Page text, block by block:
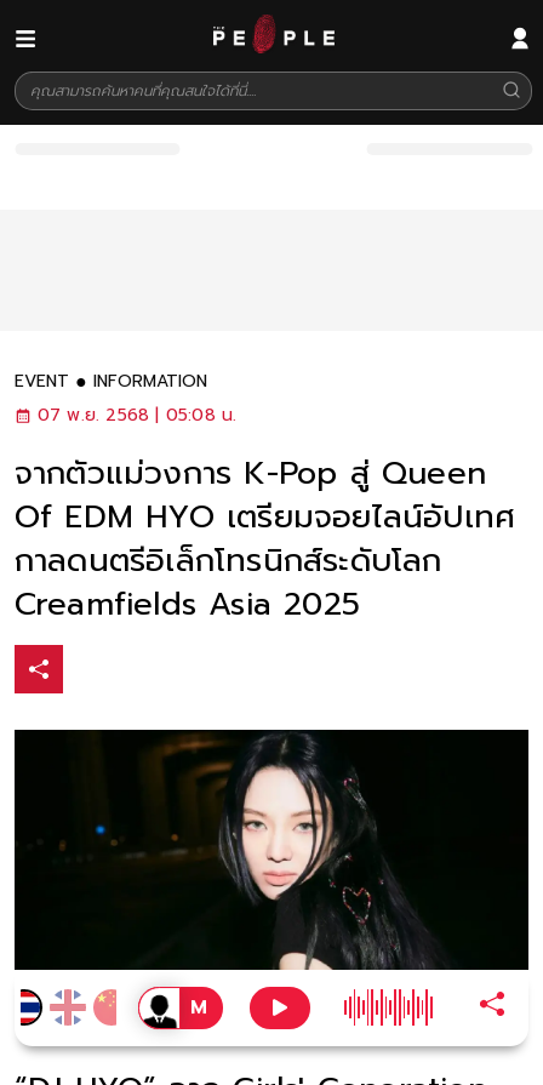
EVENT
INFORMATION
07 พ.ย. 2568 | 05:08 น.
จากตัวแม่วงการ K-Pop สู่ Queen
Of EDM HYO เตรียมจอยไลน์อัปเทศ
กาลดนตรีอิเล็กโทรนิกส์ระดับโลก
Creamfields Asia 2025